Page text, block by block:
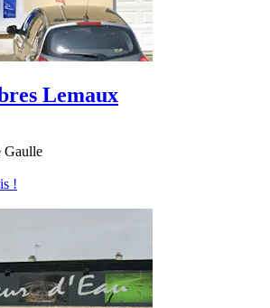
Lemaux
Gaulle
!